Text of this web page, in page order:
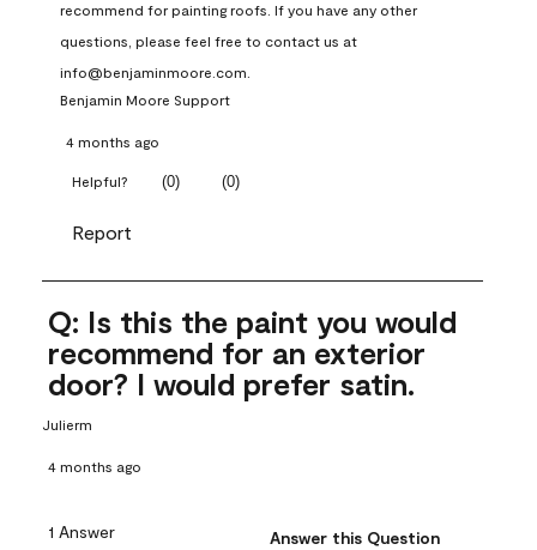
recommend for painting roofs. If you have any other
questions, please feel free to contact us at
info@benjaminmoore.com.
Benjamin Moore Support
4 months ago
Helpful? (0) (0)
Report
Q: Is this the paint you would
recommend for an exterior
door? I would prefer satin.
Julierm
4 months ago
1 Answer Answer this Question